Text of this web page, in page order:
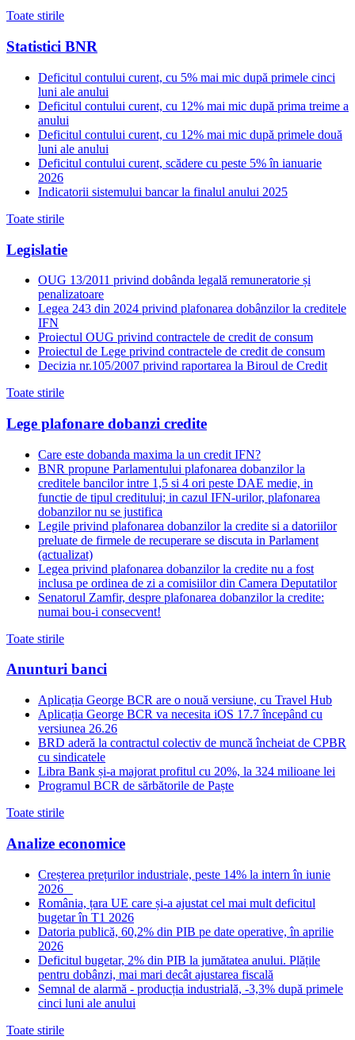
Toate stirile
Statistici BNR
Deficitul contului curent, cu 5% mai mic după primele cinci
luni ale anului
Deficitul contului curent, cu 12% mai mic după prima treime a
anului
Deficitul contului curent, cu 12% mai mic după primele două
luni ale anului
Deficitul contului curent, scădere cu peste 5% în ianuarie
2026
Indicatorii sistemului bancar la finalul anului 2025
Toate stirile
Legislatie
OUG 13/2011 privind dobânda legală remuneratorie și
penalizatoare
Legea 243 din 2024 privind plafonarea dobânzilor la creditele
IFN
Proiectul OUG privind contractele de credit de consum
Proiectul de Lege privind contractele de credit de consum
Decizia nr.105/2007 privind raportarea la Biroul de Credit
Toate stirile
Lege plafonare dobanzi credite
Care este dobanda maxima la un credit IFN?
BNR propune Parlamentului plafonarea dobanzilor la
creditele bancilor intre 1,5 si 4 ori peste DAE medie, in
functie de tipul creditului; in cazul IFN-urilor, plafonarea
dobanzilor nu se justifica
Legile privind plafonarea dobanzilor la credite si a datoriilor
preluate de firmele de recuperare se discuta in Parlament
(actualizat)
Legea privind plafonarea dobanzilor la credite nu a fost
inclusa pe ordinea de zi a comisiilor din Camera Deputatilor
Senatorul Zamfir, despre plafonarea dobanzilor la credite:
numai bou-i consecvent!
Toate stirile
Anunturi banci
Aplicația George BCR are o nouă versiune, cu Travel Hub
Aplicația George BCR va necesita iOS 17.7 începând cu
versiunea 26.26
BRD aderă la contractul colectiv de muncă încheiat de CPBR
cu sindicatele
Libra Bank și-a majorat profitul cu 20%, la 324 milioane lei
Programul BCR de sărbătorile de Paște
Toate stirile
Analize economice
Creșterea prețurilor industriale, peste 14% la intern în iunie
2026
România, țara UE care și-a ajustat cel mai mult deficitul
bugetar în T1 2026
Datoria publică, 60,2% din PIB pe date operative, în aprilie
2026
Deficitul bugetar, 2% din PIB la jumătatea anului. Plățile
pentru dobânzi, mai mari decât ajustarea fiscală
Semnal de alarmă - producția industrială, -3,3% după primele
cinci luni ale anului
Toate stirile